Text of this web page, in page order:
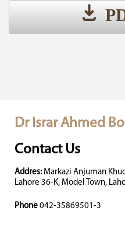
Dr Israr Ahmed
Contact Us
Addres: Markazi Anjuman
Lahore 36-K, Model Town,
Phone 042-35869501-3